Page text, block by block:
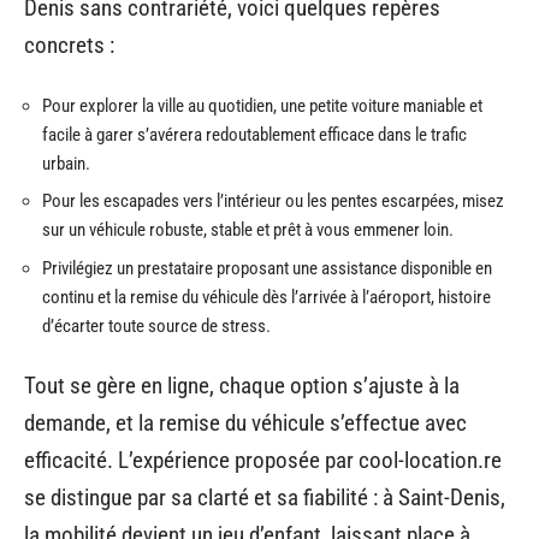
Denis sans contrariété, voici quelques repères
concrets :
Pour explorer la ville au quotidien, une petite voiture maniable et
facile à garer s’avérera redoutablement efficace dans le trafic
urbain.
Pour les escapades vers l’intérieur ou les pentes escarpées, misez
sur un véhicule robuste, stable et prêt à vous emmener loin.
Privilégiez un prestataire proposant une assistance disponible en
continu et la remise du véhicule dès l’arrivée à l’aéroport, histoire
d’écarter toute source de stress.
Tout se gère en ligne, chaque option s’ajuste à la
demande, et la remise du véhicule s’effectue avec
efficacité. L’expérience proposée par cool-location.re
se distingue par sa clarté et sa fiabilité : à Saint-Denis,